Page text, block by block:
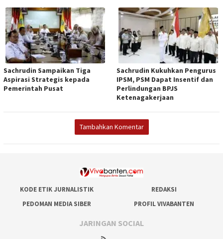
Sachrudin Sampaikan Tiga
Aspirasi Strategis kepada
Pemerintah Pusat
Sachrudin Kukuhkan Pengurus
IPSM, PSM Dapat Insentif dan
Perlindungan BPJS
Ketenagakerjaan
Tambahkan Komentar
KODE ETIK JURNALISTIK
REDAKSI
PEDOMAN MEDIA SIBER
PROFIL VIVABANTEN
JARINGAN SOCIAL